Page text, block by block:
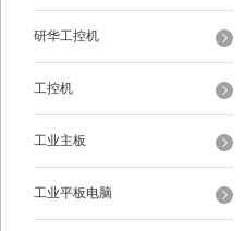
研华工控机
工控机
工业主板
工业平板电脑